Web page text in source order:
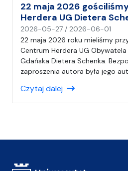
22 maja 2026
Herdera UG Dietera
2026-05-27 / 2026-06-01
a
p
i
s
(
22 maja 2026 roku mieliśmy
Centrum Herdera UG
Gdańska Dietera Schenka.
zaproszenia autora była jego
Czytaj dalej